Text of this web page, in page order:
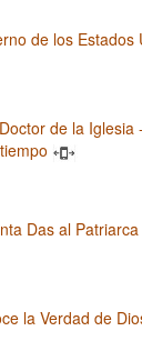
de los Estados
de la Iglesia
Das al
la Verdad de